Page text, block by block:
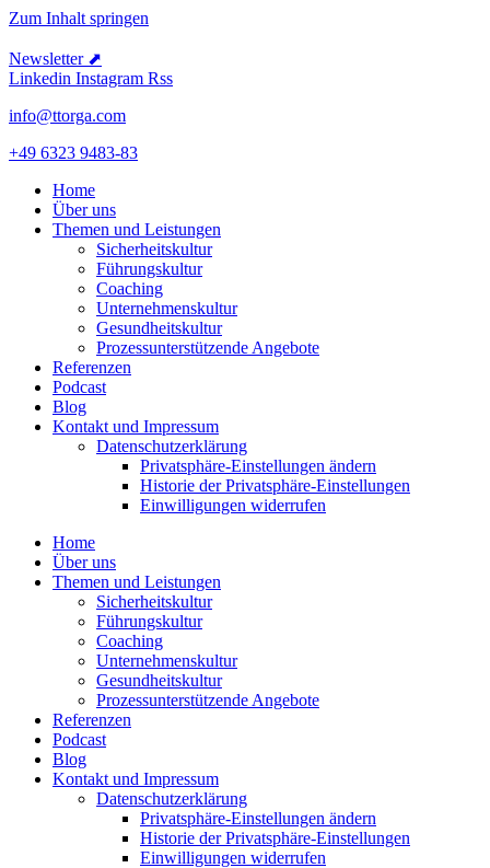
Zum Inhalt springen
Newsletter ⬈
Linkedin Instagram Rss
info@ttorga.com
+49 6323 9483-83
Home
Über uns
Themen und Leistungen
Sicher­heits­kultur
Führungs­kultur
Coaching
Unter­neh­mens­kultur
Gesund­heits­kultur
Prozess­un­ter­stüt­zende Angebote
Referenzen
Podcast
Blog
Kontakt und Impressum
Daten­schutz­er­klärung
Privat­sphäre-Einstel­lungen ändern
Historie der Privat­sphäre-Einstel­lungen
Einwil­li­gungen wider­rufen
Home
Über uns
Themen und Leistungen
Sicher­heits­kultur
Führungs­kultur
Coaching
Unter­neh­mens­kultur
Gesund­heits­kultur
Prozess­un­ter­stüt­zende Angebote
Referenzen
Podcast
Blog
Kontakt und Impressum
Daten­schutz­er­klärung
Privat­sphäre-Einstel­lungen ändern
Historie der Privat­sphäre-Einstel­lungen
Einwil­li­gungen wider­rufen